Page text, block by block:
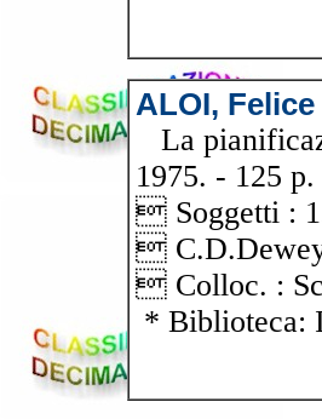
ALOI, Felice
La
1975. - 125
 Soggetti :

 Colloc. :
* Biblioteca: